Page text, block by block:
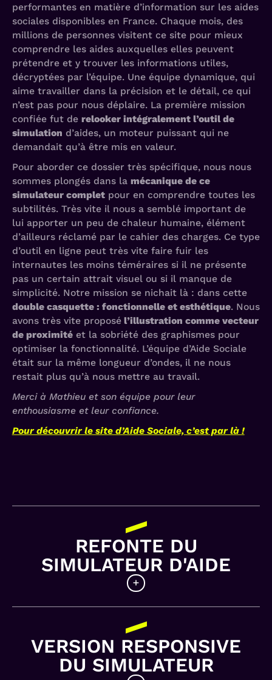
performantes en matière d’information sur les aides
sociales disponibles en France. Chaque mois, des
millions de personnes visitent ce site pour mieux
comprendre les aides auxquelles elles peuvent
prétendre et y trouver les informations utiles,
décryptées par l’équipe. Une équipe dynamique, qui
aime travailler dans la précision et le détail, ce qui
n’est pas pour nous déplaire. La première mission
confiée fut de relooker intégralement l’outil de
simulation d’aides, un moteur puissant qui ne
demandait qu’à être mis en valeur.
Pour aborder ce dossier très spécifique, nous nous
sommes plongés dans la mécanique de ce
simulateur completpour en comprendre toutes les
subtilités. Très vite il nous a semblé important de
lui apporter un peu de chaleur humaine, élément
d’ailleurs réclamé par le cahier des charges. Ce type
d’outil en ligne peut très vite faire fuir les
internautes les moins téméraires si il ne présente
pas un certain attrait visuel ou si il manque de
simplicité. Notre mission se nichait là : dans cette
double casquette : fonctionnelle et esthétique. Nous
avons très vite proposél’illustration comme vecteur
de proximitéet la sobriété des graphismes pour
optimiser la fonctionnalité. L’équipe d’Aide Sociale
était sur la même longueur d’ondes, il ne nous
restait plus qu’à nous mettre au travail.
Merci à Mathieu et son équipe pour leur
enthousiasme et leur confiance.
Pour découvrir le site d’Aide Sociale, c’est par là !
REFONTE DU
SIMULATEUR D'AIDE
Création d’un univers de référence
moderne et de proximité
L’intégration de l’illustration dans les
interfaces a permis d’apporter naturellement
une valeur de proximité, fondamentale dans
VERSION RESPONSIVE
DU SIMULATEUR